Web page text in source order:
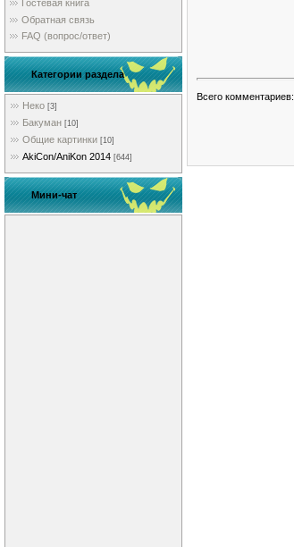
Гостевая книга
Обратная связь
FAQ (вопрос/ответ)
Категории раздела
Неко [3]
Бакуман [10]
Общие картинки [10]
AkiCon/AniKon 2014 [644]
Мини-чат
Всего комментариев: